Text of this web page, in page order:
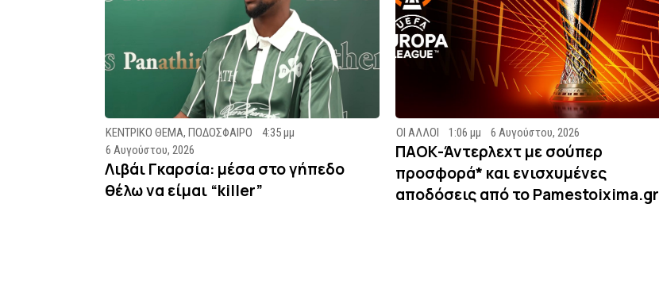
ΚΕΝΤΡΙΚΟ ΘΕΜΑ, ΠΟΔΟΣΦΑΙΡΟ
4:35 μμ
6 Αυγούστου, 2026
Λιβάι Γκαρσία: μέσα στο γήπεδο
θέλω να είμαι “killer”
ΟΙ ΑΛΛΟΙ 1:06 μμ 6 Αυγούστου, 2026
ΠΑΟΚ-Άντερλεχτ με σούπερ
προσφορά* και ενισχυμένες
αποδόσεις από το Pamestoixima.gr